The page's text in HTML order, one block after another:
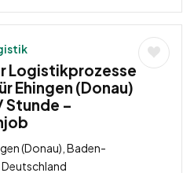
Logistikprozesse
Ehingen (Donau)
Stunde –
(Donau), Baden-